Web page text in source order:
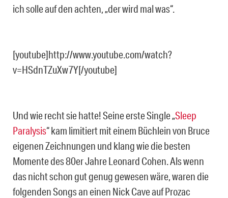
ich solle auf den achten, „der wird mal was“.
[youtube]http://www.youtube.com/watch?
v=HSdnTZuXw7Y[/youtube]
Und wie recht sie hatte! Seine erste Single „Sleep
Paralysis“ kam limitiert mit einem Büchlein von Bruce
eigenen Zeichnungen und klang wie die besten
Momente des 80er Jahre Leonard Cohen. Als wenn
das nicht schon gut genug gewesen wäre, waren die
folgenden Songs an einen Nick Cave auf Prozac